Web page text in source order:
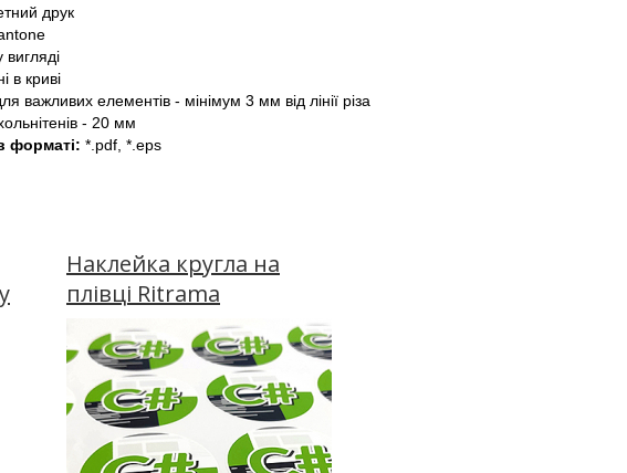
друк
вигляді
в криві
важливих елементів - мінімум 3 мм від лінії різа
- 20 мм
форматі: *.pdf, *.eps
Наклейка кругла на
плівці Ritrama